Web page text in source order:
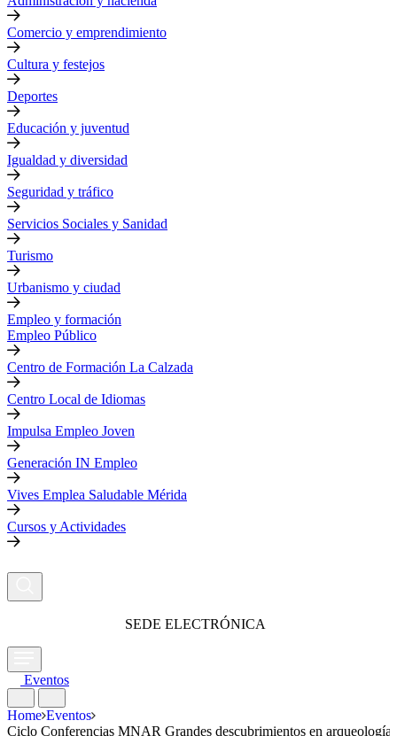
Comercio y emprendimiento
Cultura y festejos
Deportes
Educación y juventud
Igualdad y diversidad
Seguridad y tráfico
Servicios Sociales y Sanidad
Turismo
Urbanismo y ciudad
Empleo y formación
Empleo Público
Centro de Formación La Calzada
Centro Local de Idiomas
Impulsa Empleo Joven
Generación IN Empleo
Vives Emplea Saludable Mérida
Cursos y Actividades
SEDE ELECTRÓNICA
Eventos
Home Eventos
Ciclo Conferencias MNAR Grandes descubrimientos en arqueología